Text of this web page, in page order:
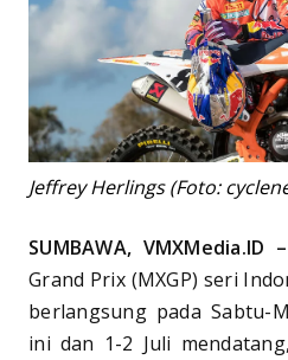
Jeffrey Herlings (Foto:
SUMBAWA, VMXMedia.ID –
Grand Prix (MXGP) seri
berlangsung pada Sabtu-
ini dan 1-2 Juli